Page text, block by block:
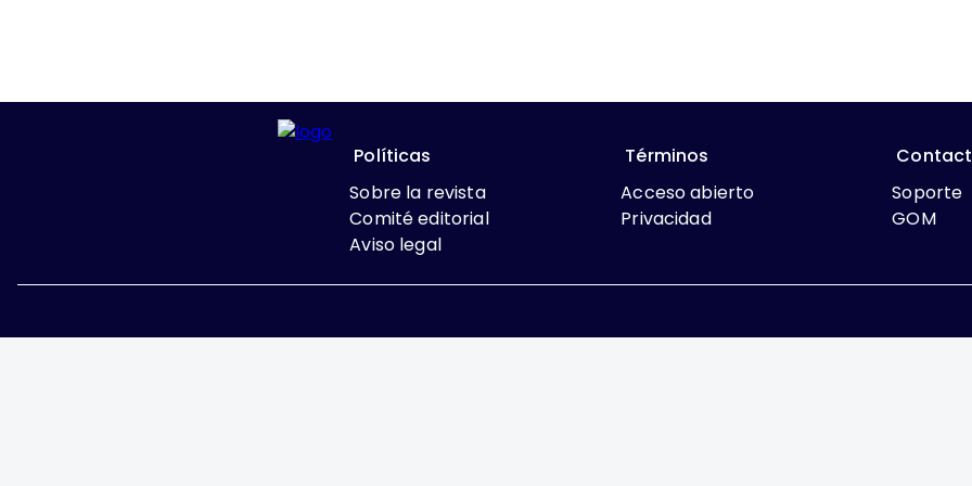
Políticas
Sobre la revista
Comité editorial
Aviso legal
Términos
Acceso abierto
Privacidad
Soporte
GOM